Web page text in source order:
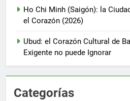
Ho Chi Minh (Saigón): la
el Corazón (2026)
Ubud: el Corazón Cultural de
Exigente no puede Ignorar
Categorías